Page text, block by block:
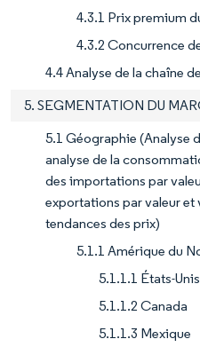
4.3.1 Prix premium
4.3.2 Concurrence
4.4 Analyse de la chaîne
5. SEGMENTATION DU
5.1 Géographie (Analyse
analyse de la
des importations par
exportations par valeur et
tendances des prix)
5.1.1 Amérique du
5.1.1.1 États-Unis
5.1.1.2 Canada
5.1.1.3 Mexique